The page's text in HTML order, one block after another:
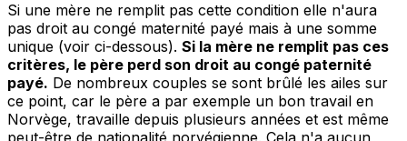
Si une mère ne remplit pas cette condition elle n'aura
pas droit au congé maternité payé mais à une somme
unique (voir ci-dessous). Si la mère ne remplit pas ces
critères, le père perd son droit au congé paternité
payé. De nombreux couples se sont brûlé les ailes sur
ce point, car le père a par exemple un bon travail en
Norvège, travaille depuis plusieurs années et est même